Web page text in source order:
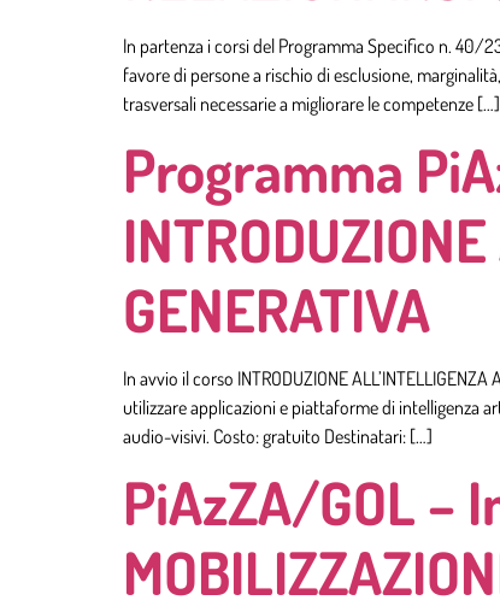
In partenza i corsi del Programma Specifico n. 40/23:
favore di persone a rischio di esclusione,
trasversali necessarie a migliorare le competenze […]
Programma
GENERATIVA
In avvio il corso INTRODUZIONE
utilizzare applicazioni e piattaforme di intelligenza
audio-visivi. Costo: gratuito Destinatari: […]
PiAzZA/GOL –